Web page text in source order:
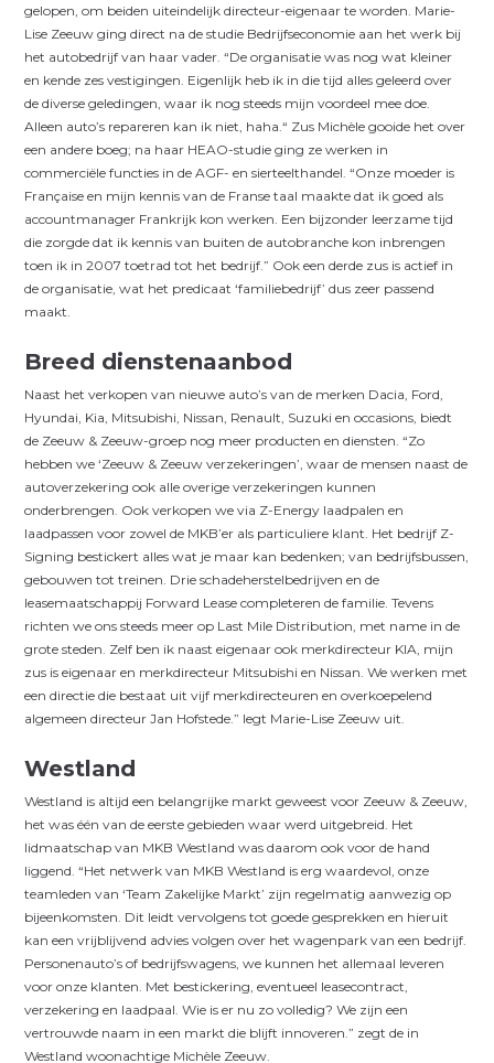
gelopen, om beiden uiteindelijk directeur-eigenaar te worden. Marie-
Lise Zeeuw ging direct na de studie Bedrijfseconomie aan het werk bij
het autobedrijf van haar vader. “De organisatie was nog wat kleiner
en kende zes vestigingen. Eigenlijk heb ik in die tijd alles geleerd over
de diverse geledingen, waar ik nog steeds mijn voordeel mee doe.
Alleen auto’s repareren kan ik niet, haha.“ Zus Michèle gooide het over
een andere boeg; na haar HEAO-studie ging ze werken in
commerciële functies in de AGF- en sierteelthandel. “Onze moeder is
Française en mijn kennis van de Franse taal maakte dat ik goed als
accountmanager Frankrijk kon werken. Een bijzonder leerzame tijd
die zorgde dat ik kennis van buiten de autobranche kon inbrengen
toen ik in 2007 toetrad tot het bedrijf.” Ook een derde zus is actief in
de organisatie, wat het predicaat ‘familiebedrijf’ dus zeer passend
maakt.
Breed dienstenaanbod
Naast het verkopen van nieuwe auto’s van de merken Dacia, Ford,
Hyundai, Kia, Mitsubishi, Nissan, Renault, Suzuki en occasions, biedt
de Zeeuw & Zeeuw-groep nog meer producten en diensten. “Zo
hebben we ‘Zeeuw & Zeeuw verzekeringen’, waar de mensen naast de
autoverzekering ook alle overige verzekeringen kunnen
onderbrengen. Ook verkopen we via Z-Energy laadpalen en
laadpassen voor zowel de MKB’er als particuliere klant. Het bedrijf Z-
Signing bestickert alles wat je maar kan bedenken; van bedrijfsbussen,
gebouwen tot treinen. Drie schadeherstelbedrijven en de
leasemaatschappij Forward Lease completeren de familie. Tevens
richten we ons steeds meer op Last Mile Distribution, met name in de
grote steden. Zelf ben ik naast eigenaar ook merkdirecteur KIA, mijn
zus is eigenaar en merkdirecteur Mitsubishi en Nissan. We werken met
een directie die bestaat uit vijf merk­directeuren en overkoepelend
algemeen directeur Jan Hofstede.” legt Marie-Lise Zeeuw uit.
Westland
Westland is altijd een belangrijke markt geweest voor Zeeuw & Zeeuw,
het was één van de eerste gebieden waar werd uitgebreid. Het
lidmaatschap van MKB Westland was daarom ook voor de hand
liggend. “Het netwerk van MKB Westland is erg waardevol, onze
teamleden van ‘Team Zakelijke Markt’ zijn regelmatig aanwezig op
bijeenkomsten. Dit leidt vervolgens tot goede gesprekken en hieruit
kan een vrijblijvend advies volgen over het wagenpark van een bedrijf.
Personenauto’s of bedrijfswagens, we kunnen het allemaal leveren
voor onze klanten. Met bestickering, eventueel leasecontract,
verzekering en laadpaal. Wie is er nu zo volledig? We zijn een
vertrouwde naam in een markt die blijft innoveren.” zegt de in
Westland woonachtige Michèle Zeeuw.